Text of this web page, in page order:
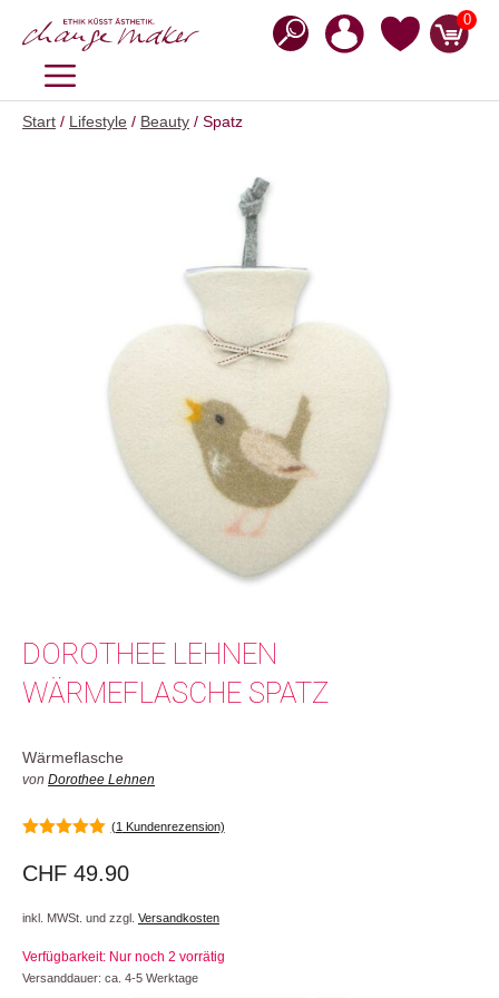
Inhalt
0
MENÜ
Start / Lifestyle / Beauty / Spatz
DOROTHEE LEHNEN
WÄRMEFLASCHE SPATZ
Wärmeflasche
von Dorothee Lehnen
(1 Kundenrezension)
CHF 49.90
inkl. MWSt. und zzgl. Versandkosten
Verfügbarkeit: Nur noch 2 vorrätig
Versanddauer: ca. 4-5 Werktage